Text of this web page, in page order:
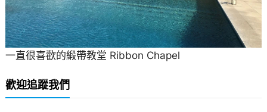
一直很喜歡的緞帶教堂 Ribbon Chapel
歡迎追蹤我們